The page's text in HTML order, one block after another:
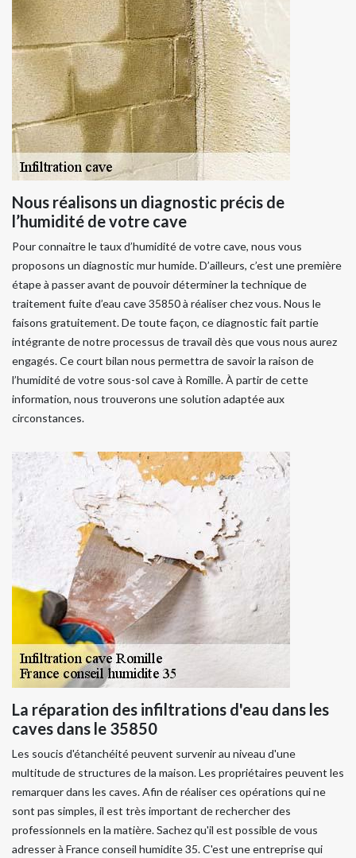
Nous réalisons un diagnostic précis de
l’humidité de votre cave
Pour connaitre le taux d’humidité de votre cave, nous vous
proposons un diagnostic mur humide. D’ailleurs, c’est une première
étape à passer avant de pouvoir déterminer la technique de
traitement fuite d’eau cave 35850 à réaliser chez vous. Nous le
faisons gratuitement. De toute façon, ce diagnostic fait partie
intégrante de notre processus de travail dès que vous nous aurez
engagés. Ce court bilan nous permettra de savoir la raison de
l’humidité de votre sous-sol cave à Romille. À partir de cette
information, nous trouverons une solution adaptée aux
circonstances.
La réparation des infiltrations d'eau dans les
caves dans le 35850
Les soucis d'étanchéité peuvent survenir au niveau d'une
multitude de structures de la maison. Les propriétaires peuvent les
remarquer dans les caves. Afin de réaliser ces opérations qui ne
sont pas simples, il est très important de rechercher des
professionnels en la matière. Sachez qu'il est possible de vous
adresser à France conseil humidite 35. C'est une entreprise qui